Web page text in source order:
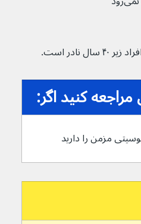
نادر است.
کنید اگر:
مزمن را دارید